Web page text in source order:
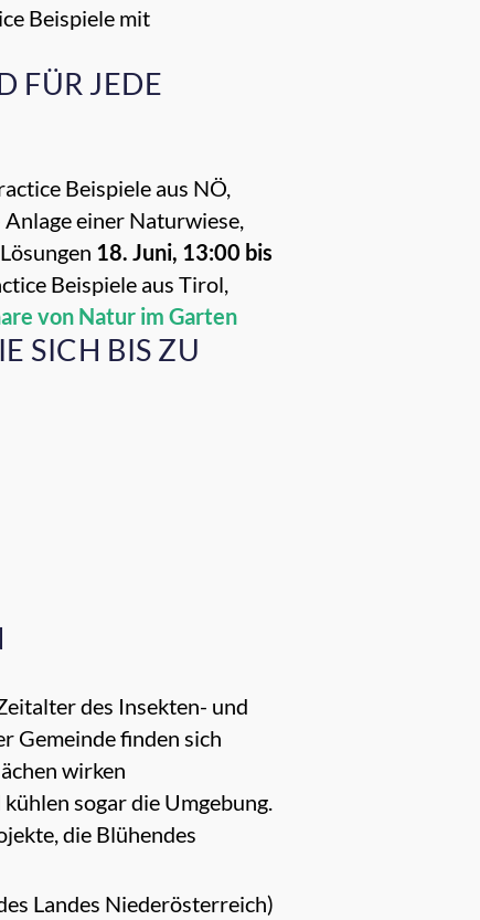
Beispiele mit
FÜR JEDE
Beispiele aus NÖ,
Anlage einer Naturwiese,
18. Juni, 13:00 bis
Beispiele aus Tirol,
von Natur im Garten
SICH BIS ZU
des Insekten- und
Gemeinde finden sich
wirken
sogar die Umgebung.
die Blühendes
Landes Niederösterreich)